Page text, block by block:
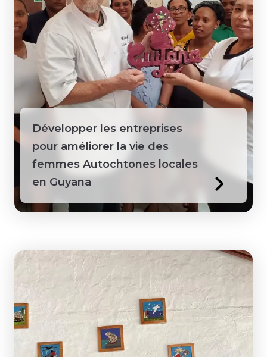
Philippines
Sainte-Lucie
Sénégal
Suriname
Tanzanie
Territoires du Nord-Ouest
Développer les entreprises
pour améliorer la vie des
femmes Autochtones locales
en Guyana